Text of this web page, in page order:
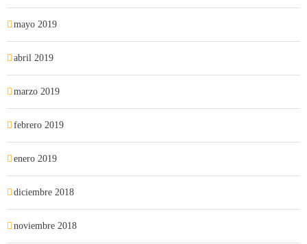
mayo 2019
abril 2019
marzo 2019
febrero 2019
enero 2019
diciembre 2018
noviembre 2018